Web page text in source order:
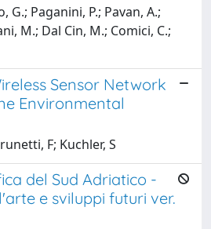
G.; Paganini, P.; Pavan, A.;
M.; Dal Cin, M.; Comici, C.;
Sensor Network
Environmental
F; Kuchler, S
del Sud Adriatico -
e sviluppi futuri ver.